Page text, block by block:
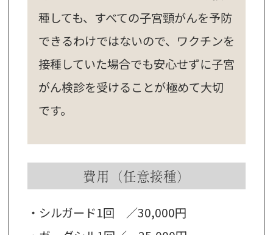
種しても、すべての子宮頸がんを予防
できるわけではないので、ワクチンを
接種していた場合でも安心せずに子宮
がん検診を受けることが極めて大切
です。
費用（任意接種）
・シルガード1回 ／30,000円